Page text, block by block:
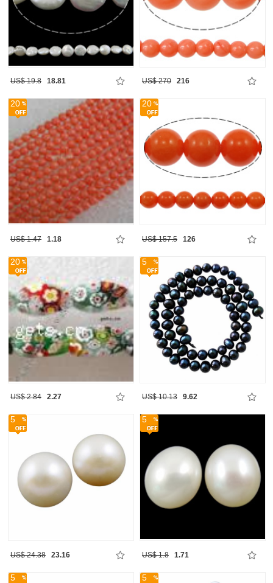
US$ 19.8 18.81 US$ 270 216
20
US$ 1.47 1.18
20
US$ 157.5 126
20
US$ 2.84 2.27
5
US$ 10.13 9.62
5
US$ 24.38 23.16
5
US$ 1.8 1.71
5 5